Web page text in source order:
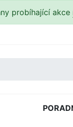
probíhající akce